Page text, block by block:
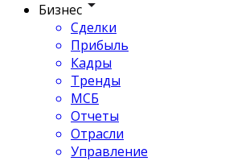
Бизнес
Сделки
Прибыль
Кадры
Тренды
МСБ
Отчеты
Отрасли
Управление